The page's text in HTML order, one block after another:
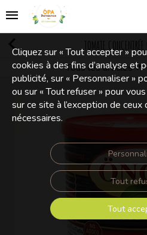
TOMATE
Tous les articles
Cliquez sur « Tout accepter »
cookies à des fins d’analyse et
publicité, sur « Personnaliser »
ou sur « Tout refuser » pour
sur ce site à l’exception de
nécessaires.
Tout
Tout